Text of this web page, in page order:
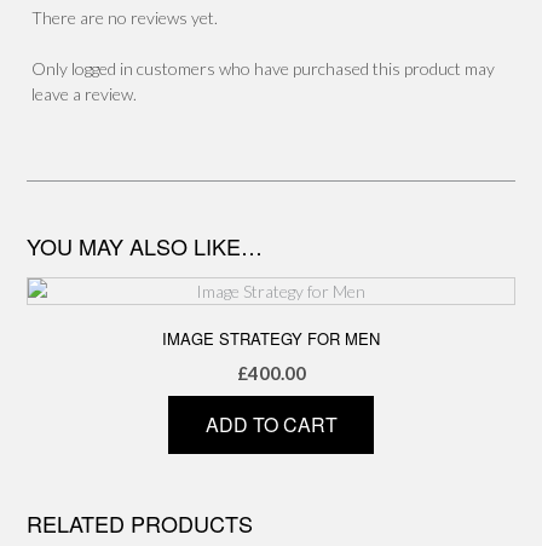
There are no reviews yet.
Only logged in customers who have purchased this product may
leave a review.
YOU MAY ALSO LIKE…
IMAGE STRATEGY FOR MEN
£400.00
ADD TO CART
RELATED PRODUCTS